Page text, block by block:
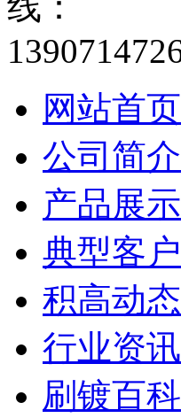
网站首页
公司简介
产品展示
典型客户
积高动态
行业资讯
刷镀百科